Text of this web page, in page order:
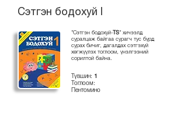
Сэтгэн бодохуй I
"Сэтгэн бодохуй- TS " хичээлд
суралцаж байгаа сурагч тус бүрд
сурах бичиг, дагалдах сэтгэхүй
хөгжүүлэх тоглоом, үнэлгээний
сорилтой байна.
Түвшин: 1
Тоглоом:
Пентомино